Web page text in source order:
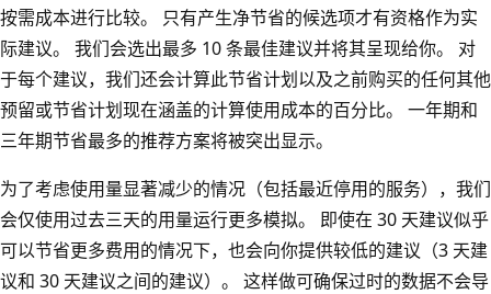
按需成本进行比较。 只有产生净节省的候选项才有资格作为实
际建议。 我们会选出最多 10 条最佳建议并将其呈现给你。 对
于每个建议，我们还会计算此节省计划以及之前购买的任何其他
预留或节省计划现在涵盖的计算使用成本的百分比。 一年期和
三年期节省最多的推荐方案将被突出显示。
为了考虑使用量显著减少的情况（包括最近停用的服务），我们
会仅使用过去三天的用量运行更多模拟。 即使在 30 天建议似乎
可以节省更多费用的情况下，也会向你提供较低的建议（3 天建
议和 30 天建议之间的建议）。 这样做可确保过时的数据不会导